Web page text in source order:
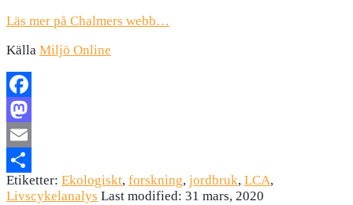
Läs mer på Chalmers webb…
Källa Miljö Online
Facebook
Mastodon
Email
Dela
Etiketter: Ekologiskt, forskning, jordbruk, LCA,
Livscykelanalys Last modified: 31 mars, 2020